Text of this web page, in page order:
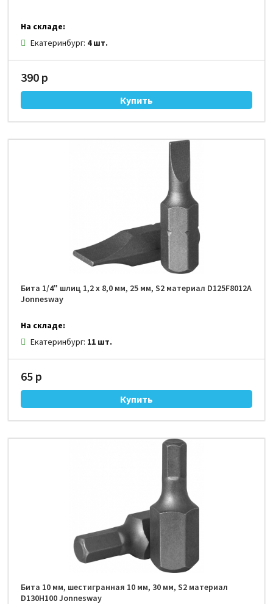
На складе:
Екатеринбург: 4 шт.
390 р
Бита 1/4" шлиц 1,2 х 8,0 мм, 25 мм, S2 материал D125F8012A
Jonnesway
На складе:
Екатеринбург: 11 шт.
65 р
Бита 10 мм, шестигранная 10 мм, 30 мм, S2 материал
D130H100 Jonnesway